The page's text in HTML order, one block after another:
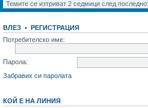
Темите се изтриват 2 седмици след
ВЛЕЗ • РЕГИСТРАЦИЯ
Потребителско име:
Парола:
Забравих си паролата
КОЙ Е НА ЛИНИЯ